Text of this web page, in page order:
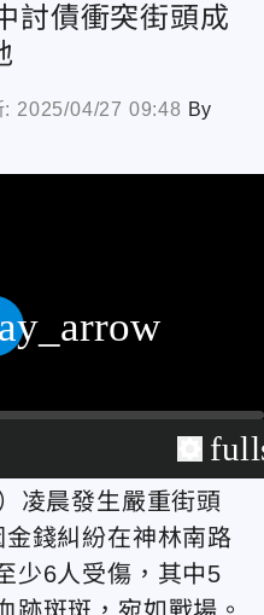
討債衝突街頭成
: 2025/04/27 09:48 By
凌晨發生嚴重街頭
錢糾紛在神林南路
少6人受傷，其中5